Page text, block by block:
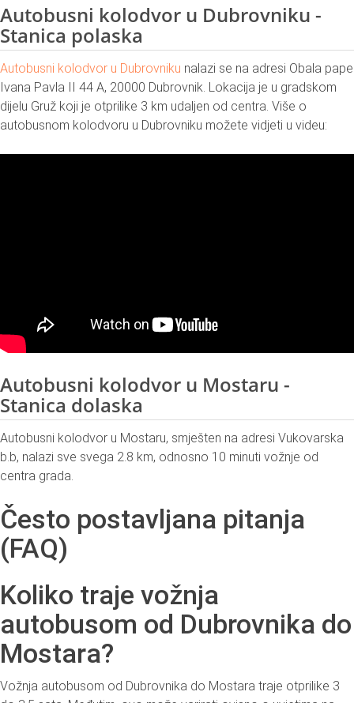
Autobusni kolodvor u Dubrovniku -
Stanica polaska
Autobusni kolodvor u Dubrovniku nalazi se na adresi Obala pape
Ivana Pavla II 44 A, 20000 Dubrovnik. Lokacija je u gradskom
dijelu Gruž koji je otprilike 3 km udaljen od centra. Više o
autobusnom kolodvoru u Dubrovniku možete vidjeti u videu:
Autobusni kolodvor u Mostaru -
Stanica dolaska
Autobusni kolodvor u Mostaru, smješten na adresi Vukovarska
b.b, nalazi sve svega 2.8 km, odnosno 10 minuti vožnje od
centra grada.
Često postavljana pitanja
(FAQ)
Koliko traje vožnja
autobusom od Dubrovnika do
Mostara?
Vožnja autobusom od Dubrovnika do Mostara traje otprilike 3